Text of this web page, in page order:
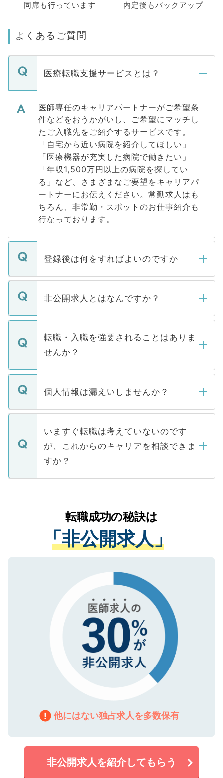
同席も行っています
内定後もバックアップ
よくあるご質問
医療転職支援サービスとは？
医師専任のキャリアパートナーがご希望条
件などをおうかがいし、ご希望にマッチし
たご入職先をご紹介するサービスです。
「自宅から近い病院を紹介してほしい」
「医療機器が充実した病院で働きたい」
「年収1,500万円以上の病院を探してい
る」など、さまざまなご要望をキャリアパ
ートナーにお伝えください。常勤求人はも
ちろん、非常勤・スポットのお仕事紹介も
行なっております。
登録後は何をすればよいのですか
ご登録いただきましたら、弊社担当者がご
登録内容を確認し、その後メールもしくは
ます。通常、5営業日以内にはご連絡をせて
いただきますので、しばらくお待ちくださ
非公開求人とはなんですか？
マイナビDOCTORで取り扱っている求人の
うち約3割は、Webサイトからご覧いただ
けない「非公開求人」です。非公開求人は
下記の理由によって、一般には公開してい
ません。
■応募殺到を避けるため 人気のある医療機
関を公にしてしまうと、応募が殺到する場
に、医療機関が求める条件に合った人材の
みを人材紹介会社に依頼するケースが増え
ています。
転職・入職を強要されることはありま
せんか？
転職・入職を強要することは一切ありませ
ん。また、仮に応募先から内定をいただい
定を承諾する必要はありません。内定先へ
の辞退の連絡はキャリアパートナーが行い
個人情報は漏えいしませんか？
個人情報が漏えいすることはありませんの
で、ご安心ください。当サイトからの登録
などで収集したご登録者様の個人情報は、
ご本人のキャリアアップおよび転職活動の
支援を目的に使用いたします。お預かりし
ているすべての個人データはご本人の許可
は、個人情報の取り扱いについての厳密な
管理基準を満たした事業者のみに付与され
る、プライバシーマークを取得済みです。
で、機密保持に関してもご安心ください。
いますぐ転職は考えていないのです
が、これからのキャリアを相談できま
すか？
かがいして、現在の医療機関の状況や紹介
経験をまじえながら、適切なアドバイスを
させていただきます。すぐにご転職をされ
ない方には、長期的なサポートが可能です
ので、まずはご登録ください。
転職成功の秘訣は
「非公開求人」
他にはない独占求人を多数保有
非公開求人を紹介してもらう